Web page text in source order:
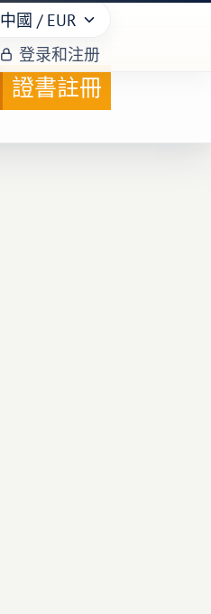
中國 / EUR
登录和注册
證書註冊